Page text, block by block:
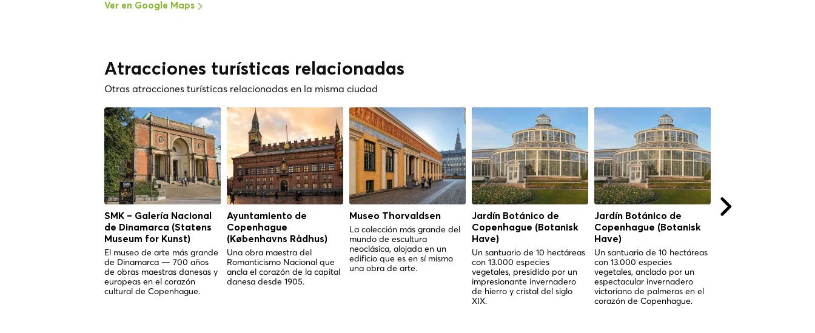
Ver en Google Maps
Atracciones turísticas relacionadas
Otras atracciones turísticas relacionadas en la misma ciudad
SMK – Galería Nacional
de Dinamarca (Statens
Museum for Kunst)
El museo de arte más grande
de Dinamarca — 700 años
de obras maestras danesas y
europeas en el corazón
cultural de Copenhague.
Ayuntamiento de
Copenhague
(Københavns Rådhus)
Una obra maestra del
Romanticismo Nacional que
ancla el corazón de la capital
danesa desde 1905.
Museo Thorvaldsen
La colección más grande del
mundo de escultura
neoclásica, alojada en un
edificio que es en sí mismo
una obra de arte.
Jardín Botánico de
Copenhague (Botanisk
Have)
Un santuario de 10 hectáreas
con 13.000 especies
vegetales, presidido por un
impresionante invernadero
de hierro y cristal del siglo
XIX.
Jardín Botánico de
Copenhague (Botanisk
Have)
Un santuario de 10 hectáreas
con 13.000 especies
vegetales, anclado por un
espectacular invernadero
victoriano de palmeras en el
corazón de Copenhague.
Torvehallerne